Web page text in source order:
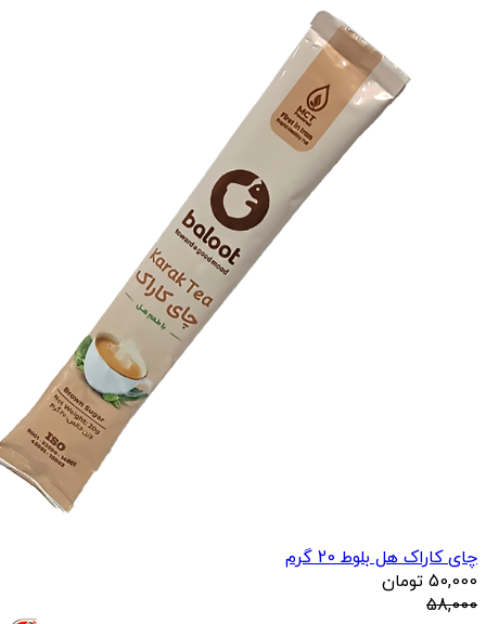
چای کاراک هل بلوط 20 گرم
50,000 تومان
58,000